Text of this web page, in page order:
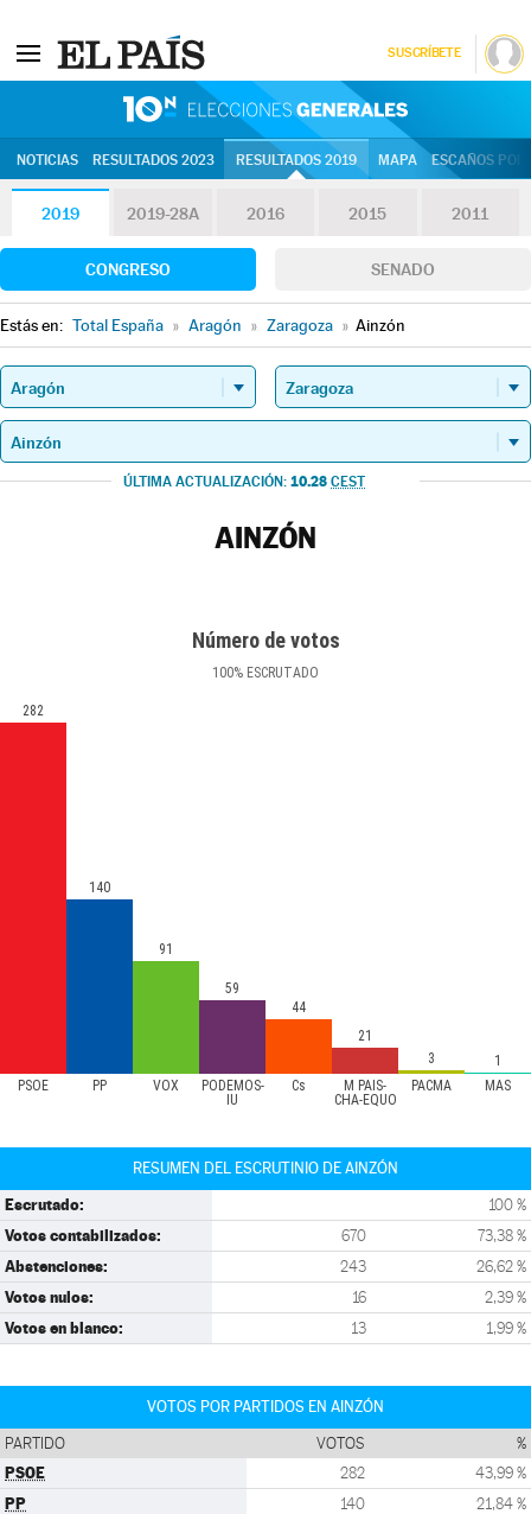
SUSCRÍBETE
NOTICIAS RESULTADOS 2023 RESULTADOS 2019 MAPA ESCAÑOS
2019 2019-28A 2016 2015 2011
CONGRESO SENADO
Estás en: Total España » Aragón » Zaragoza » Ainzón
ÚLTIMA ACTUALIZACIÓN: 10.28 CEST
AINZÓN
Número de votos
100% ESCRUTADO
PSOE PP VOX
PODEMOS-
IU
Cs
M PAÍS-
CHA-EQUO
PACMA MAS
282
140
91
59
44
21
3
1
RESUMEN DEL ESCRUTINIO DE AINZÓN
Escrutado: 100 %
Votos contabilizados: 670 73,38 %
Abstenciones: 243 26,62 %
Votos nulos: 16 2,39 %
Votos en blanco: 13 1,99 %
VOTOS POR PARTIDOS EN AINZÓN
PARTIDO VOTOS %
PSOE 282 43,99 %
PP 140 21,84 %